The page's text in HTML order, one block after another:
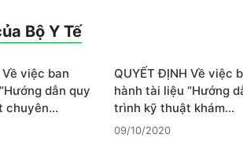
Bộ Y Tế
việc ban
dẫn quy
chuyên…
QUYẾT ĐỊNH Về việc
hành tài liệu “Hướng
trình kỹ thuật khám…
09/10/2020